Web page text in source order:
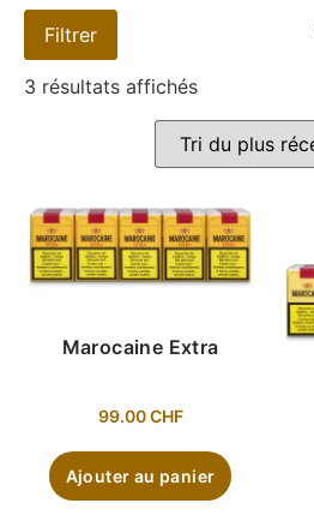
Filtrer
3 résultats affichés
Marocaine Extra
99.00CHF
Ajouter au panier